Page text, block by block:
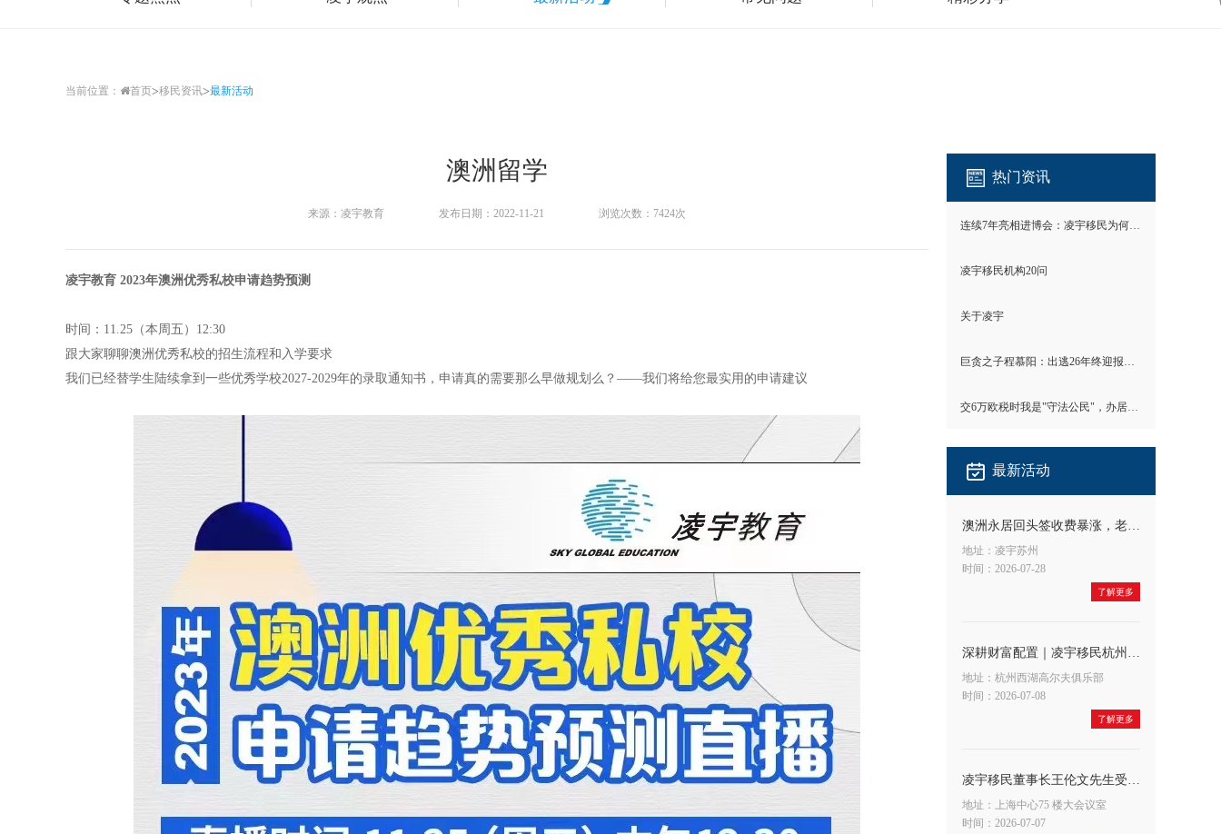
当前位置： 首页>移民资讯>最新活动
澳洲留学
来源：凌宇教育 发布日期：2022-11-21 浏览次数：7424次
凌宇教育 2023年澳洲优秀私校申请趋势预测
时间：11.25（本周五）12:30
跟大家聊聊澳洲优秀私校的招生流程和入学要求
我们已经替学生陆续拿到一些优秀学校2027-2029年的录取通知书，申请真的需要那么早做规划么？——我们将给您最实用的申请建议
热门资讯
连续7年亮相进博会：凌宇移民为何成为唯一？
凌宇移民机构20问
关于凌宇
巨贪之子程慕阳：出逃26年终迎报应！
交6万欧税时我是"守法公民"，办居留时我成了"隐形人"
最新活动
澳洲永居回头签收费暴涨，老客户应对方法
地址：凌宇苏州
时间：2026-07-28
了解更多
深耕财富配置｜凌宇移民杭州公司&宁波银行联合举办高端财富沙龙，共探A股大势与全球身份布局新机遇
地址：杭州西湖高尔夫俱乐部
时间：2026-07-08
了解更多
凌宇移民董事长王伦文先生受邀出席申浩法商融合论坛，深度解读 CRS 与税务合规新趋势
地址：上海中心75 楼大会议室
时间：2026-07-07